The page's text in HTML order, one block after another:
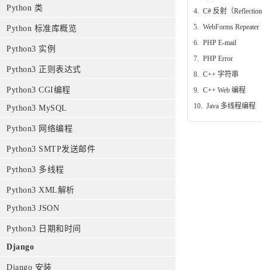
Python 类
Python 标准库概览
Python3 实例
Python3 正则表达式
Python3 CGI编程
Python3 MySQL
Python3 网络编程
Python3 SMTP发送邮件
Python3 多线程
Python3 XML解析
Python3 JSON
Python3 日期和时间
Django
Django 安装
4. C# 反射（
5. WebForms Repeater
6. PHP E-mail
7. PHP Error
8. C++ 字符串
9. C++ Web 编程
10. Java 多线程编程